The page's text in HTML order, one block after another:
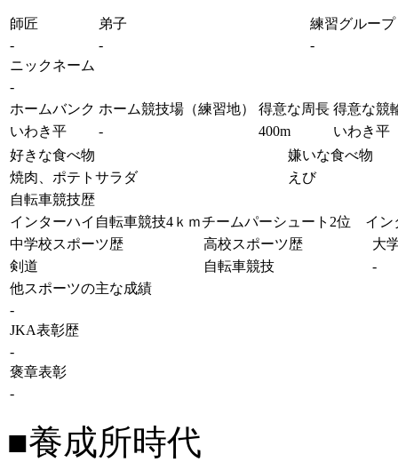
師匠 弟子
練習グループ
-
-
-
ニックネーム
-
ホームバンク ホーム競技場（練習地） 得意な周長 得意な競
いわき平
- 400m
いわき平
好きな食べ物
嫌いな食べ物
焼肉、ポテトサラダ
えび
自転車競技歴
インターハイ自転車競技4ｋｍチームパーシュート2位 イン
中学校スポーツ歴
高校スポーツ歴
大
剣道
自転車競技
-
他スポーツの主な成績
-
JKA表彰歴
-
褒章表彰
-
■養成所時代